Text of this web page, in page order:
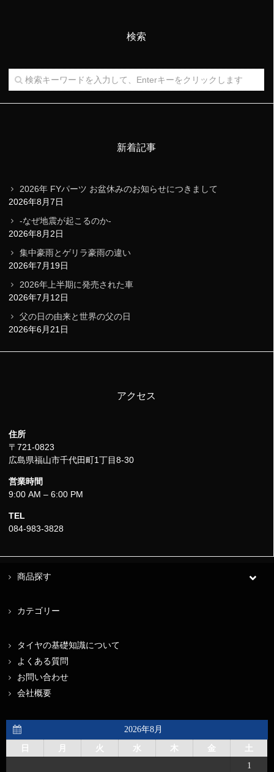
検索
新着記事
2026年 FYパーツ お盆休みのお知らせにつきまして
2026年8月7日
-なぜ地震が起こるのか-
2026年8月2日
集中豪雨とゲリラ豪雨の違い
2026年7月19日
2026年上半期に発売された車
2026年7月12日
父の日の由来と世界の父の日
2026年6月21日
アクセス
住所
〒721-0823
広島県福山市千代田町1丁目8-30
営業時間
9:00 AM – 6:00 PM
TEL
084-983-3828
商品探す
カテゴリー
タイヤの基礎知識について
よくある質問
お問い合わせ
会社概要
2026年8月
日 月 火 水 木 金
土
1